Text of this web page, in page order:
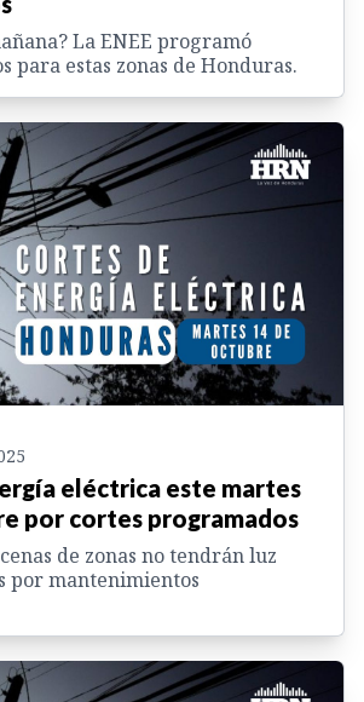
La ENEE programó
para estas zonas de Honduras.
eléctrica este martes
por cortes programados
de zonas no tendrán luz
por mantenimientos